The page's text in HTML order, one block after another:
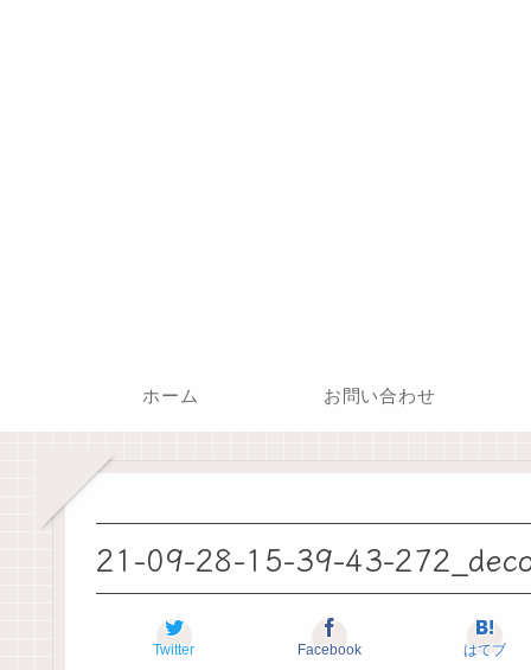
ホーム お問い合わせ
21-09-28-15-39-43-
Twitter Facebook はてブ